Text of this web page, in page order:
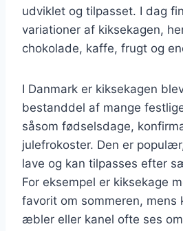
udviklet og tilpasset. I dag
variationer af kiksekagen,
chokolade, kaffe, frugt og
I Danmark er kiksekagen
bestanddel af mange
såsom fødselsdage,
julefrokoster. Den er
lave og kan tilpasses efter
For eksempel er kiksekage
favorit om sommeren, mens
æbler eller kanel ofte ses